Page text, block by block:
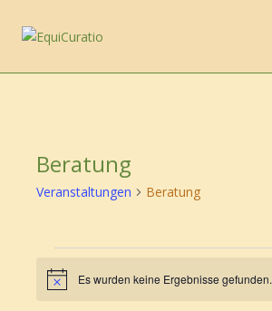
Beratung
Veranstaltungen Beratung
Veranstaltungen
HinweisEs wurden keine Ergebnisse gefunden.